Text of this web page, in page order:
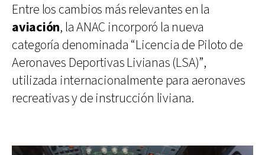
Entre los cambios más relevantes en la
aviación, la ANAC incorporó la nueva
categoría denominada “Licencia de Piloto de
Aeronaves Deportivas Livianas (LSA)”,
utilizada internacionalmente para aeronaves
recreativas y de instrucción liviana.